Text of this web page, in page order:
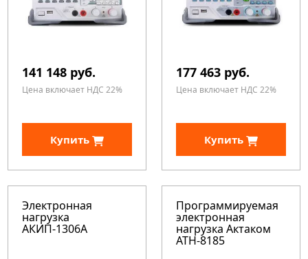
141 148 руб.
Цена включает НДС 22%
Купить
177 463 руб.
Цена включает НДС 22%
Купить
Электронная
нагрузка
АКИП-1306А
Программируемая
электронная
нагрузка Актаком
АТН-8185